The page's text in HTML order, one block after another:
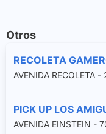
Otros
RECOLETA
AVENIDA RECOLETA
PICK UP LOS
AVENIDA EINSTEIN -